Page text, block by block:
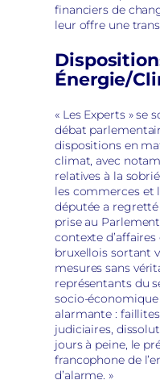
financiers de
leur offre une
Énergie/
« Les Experts » se
débat
dispositions en
climat, avec
relatives à la
les commerces et
députée a
prise au
contexte
bruxellois sortant
mesures sans
représentants du
socio-
alarmante :
judiciaires,
jours à peine, le
francophone de
d’alarme. »